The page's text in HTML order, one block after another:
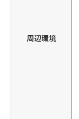
周辺環境